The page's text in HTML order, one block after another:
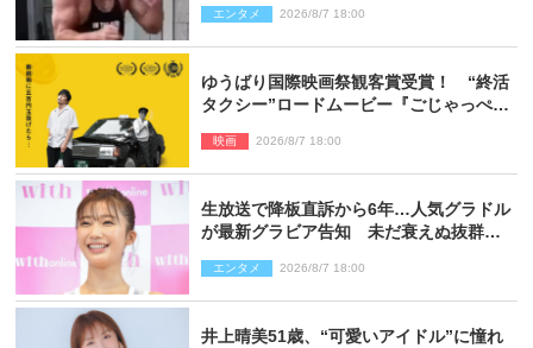
エンタメ 2026/8/7 18:00
ゆうばり国際映画祭観客賞受賞！ “終活
タクシー”ロードムービー『ごじゃっぺタ
映画 2026/8/7 18:00
生放送で降板直訴から6年…人気グラドル
が最新グラビア告知 未だ衰えぬ抜群ス
エンタメ 2026/8/7 18:00
井上晴美51歳、“可愛いアイドル”に憧れ